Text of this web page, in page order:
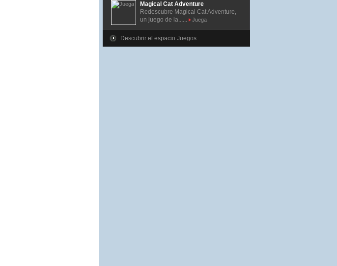
Magical Cat Adventure
Redescubre Magical Cat Adventure,
un juego de la......
Juega
Descubrir el espacio Juegos